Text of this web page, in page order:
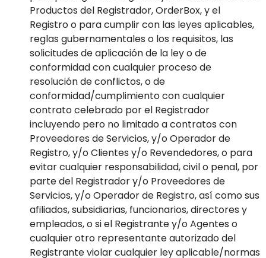
Productos del Registrador, OrderBox, y el
Registro o para cumplir con las leyes aplicables,
reglas gubernamentales o los requisitos, las
solicitudes de aplicación de la ley o de
conformidad con cualquier proceso de
resolución de conflictos, o de
conformidad/cumplimiento con cualquier
contrato celebrado por el Registrador
incluyendo pero no limitado a contratos con
Proveedores de Servicios, y/o Operador de
Registro, y/o Clientes y/o Revendedores, o para
evitar cualquier responsabilidad, civil o penal, por
parte del Registrador y/o Proveedores de
Servicios, y/o Operador de Registro, así como sus
afiliados, subsidiarias, funcionarios, directores y
empleados, o si el Registrante y/o Agentes o
cualquier otro representante autorizado del
Registrante violar cualquier ley aplicable/normas